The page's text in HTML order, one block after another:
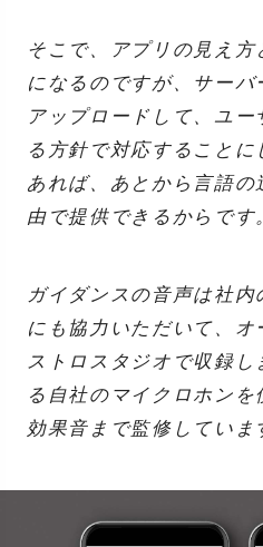
そこで、アプリの見え方
になるのですが、サー
アップロードして、ユ
る方針で対応すること
あれば、あとから言語
由で提供できるからです
ガイダンスの音声は社
にも協力いただいて、
ストロスタジオで収録
る自社のマイクロホンを
効果音まで監修していま